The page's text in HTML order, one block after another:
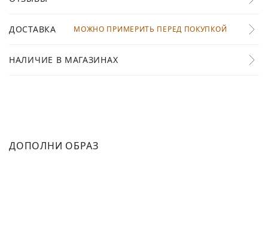
ДОСТАВКА МОЖНО ПРИМЕРИТЬ ПЕРЕД ПОКУПКОЙ
НАЛИЧИЕ В МАГАЗИНАХ
ДОПОЛНИ ОБРАЗ